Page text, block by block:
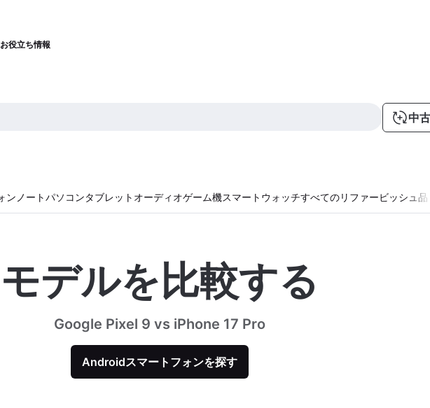
お役立ち情報
中
ン ノートパソコンタブレット オーディオゲーム機スマートウォッチすべてのリファービッシュ品
モデルを比較する
Google Pixel 9 vs iPhone 17 Pro
Androidスマートフォンを探す